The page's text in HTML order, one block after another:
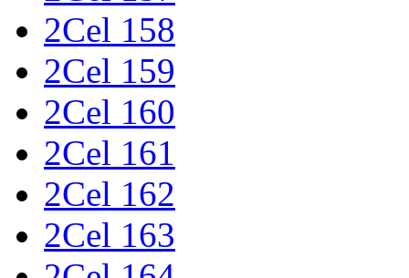
2Cel 158
2Cel 159
2Cel 160
2Cel 161
2Cel 162
2Cel 163